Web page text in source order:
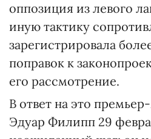
оппозиция из левого
иную тактику
зарегистрировала
поправок к
его рассмотрение.
В ответ на это
Эдуар Филипп 29